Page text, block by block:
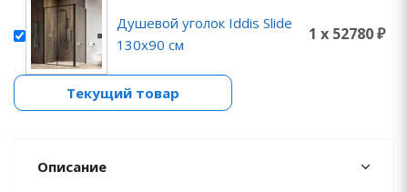
Душевой уголок Iddis Slide
130x90 см
1 x 52780 ₽
Текущий товар
Описание